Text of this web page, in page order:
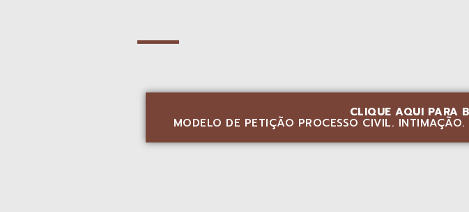
CLIQUE AQUI PARA
MODELO DE PETIÇÃO PROCESSO CIVIL.